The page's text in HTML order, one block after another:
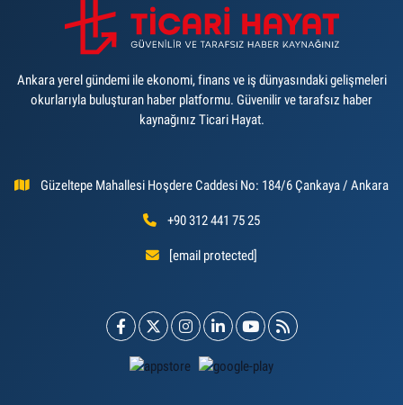
Ankara yerel gündemi ile ekonomi, finans ve iş dünyasındaki gelişmeleri
okurlarıyla buluşturan haber platformu. Güvenilir ve tarafsız haber
kaynağınız Ticari Hayat.
Güzeltepe Mahallesi Hoşdere Caddesi No: 184/6 Çankaya / Ankara
+90 312 441 75 25
[email protected]